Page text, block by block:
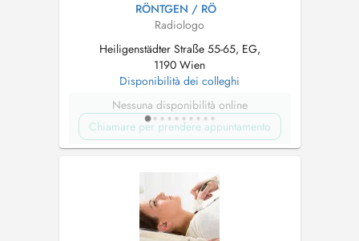
RÖNTGEN / RÖ
Radiologo
Heiligenstädter Straße 55-65, EG,
1190 Wien
Disponibilità dei colleghi
Nessuna disponibilità online
Chiamare per prendere appuntamento